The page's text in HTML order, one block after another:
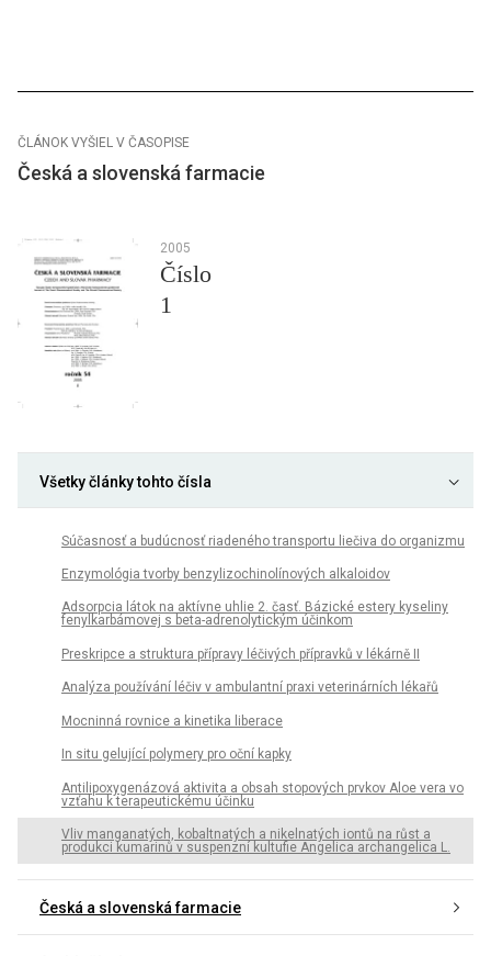
ČLÁNOK VYŠIEL V ČASOPISE
Česká a slovenská farmacie
2005
Číslo
1
Všetky články tohto čísla
Súčasnosť a budúcnosť riadeného transportu liečiva do organizmu
Enzymológia tvorby benzylizochinolínových alkaloidov
Adsorpcia látok na aktívne uhlie 2. časť. Bázické estery kyseliny
fenylkarbámovej s beta-adrenolytickým účinkom
Preskripce a struktura přípravy léčivých přípravků v lékárně II
Analýza používání léčiv v ambulantní praxi veterinárních lékařů
Mocninná rovnice a kinetika liberace
In situ gelující polymery pro oční kapky
Antilipoxygenázová aktivita a obsah stopových prvkov Aloe vera vo
vzťahu k terapeutickému účinku
Vliv manganatých, kobaltnatých a nikelnatých iontů na růst a
produkci kumarinů v suspenzní kultufie Angelica archangelica L.
Česká a slovenská farmacie